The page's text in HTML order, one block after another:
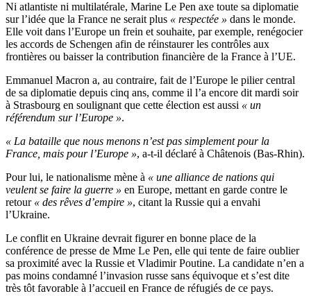
Ni atlantiste ni multilatérale, Marine Le Pen axe toute sa diplomatie
sur l’idée que la France ne serait plus « respectée » dans le monde.
Elle voit dans l’Europe un frein et souhaite, par exemple, renégocier
les accords de Schengen afin de réinstaurer les contrôles aux
frontières ou baisser la contribution financière de la France à l’UE.
Emmanuel Macron a, au contraire, fait de l’Europe le pilier central
de sa diplomatie depuis cinq ans, comme il l’a encore dit mardi soir
à Strasbourg en soulignant que cette élection est aussi « un
référendum sur l’Europe ».
« La bataille que nous menons n’est pas simplement pour la
France, mais pour l’Europe », a-t-il déclaré à Châtenois (Bas-Rhin).
Pour lui, le nationalisme mène à « une alliance de nations qui
veulent se faire la guerre » en Europe, mettant en garde contre le
retour « des rêves d’empire », citant la Russie qui a envahi
l’Ukraine.
Le conflit en Ukraine devrait figurer en bonne place de la
conférence de presse de Mme Le Pen, elle qui tente de faire oublier
sa proximité avec la Russie et Vladimir Poutine. La candidate n’en a
pas moins condamné l’invasion russe sans équivoque et s’est dite
très tôt favorable à l’accueil en France de réfugiés de ce pays.